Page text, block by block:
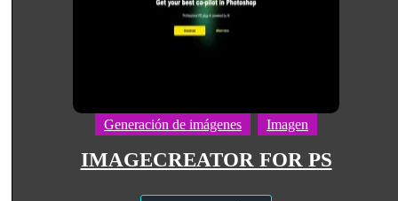
Generación de imágenes Imagen
IMAGECREATOR FOR PS